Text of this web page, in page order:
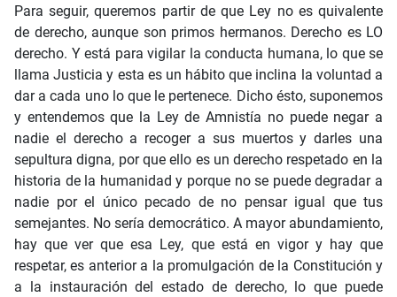
Para seguir, queremos partir de que Ley no es quivalente
de derecho, aunque son primos hermanos. Derecho es LO
derecho. Y está para vigilar la conducta humana, lo que se
llama Justicia y esta es un hábito que inclina la voluntad a
dar a cada uno lo que le pertenece. Dicho ésto, suponemos
y entendemos que la Ley de Amnistía no puede negar a
nadie el derecho a recoger a sus muertos y darles una
sepultura digna, por que ello es un derecho respetado en la
historia de la humanidad y porque no se puede degradar a
nadie por el único pecado de no pensar igual que tus
semejantes. No sería democrático. A mayor abundamiento,
hay que ver que esa Ley, que está en vigor y hay que
respetar, es anterior a la promulgación de la Constitución y
a la instauración del estado de derecho, lo que puede